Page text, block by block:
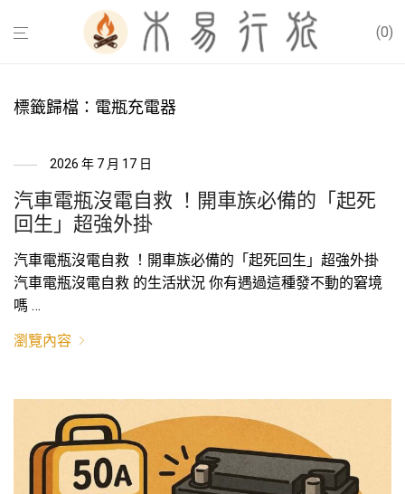
0
標籤歸檔： 電瓶充電器
2026 年 7 月 17 日
汽車電瓶沒電自救 ！開車族必備的「起死
回生」超強外掛
汽車電瓶沒電自救 ！開車族必備的「起死回生」超強外掛
汽車電瓶沒電自救 的生活狀況 你有遇過這種發不動的窘境
嗎 …
瀏覽內容